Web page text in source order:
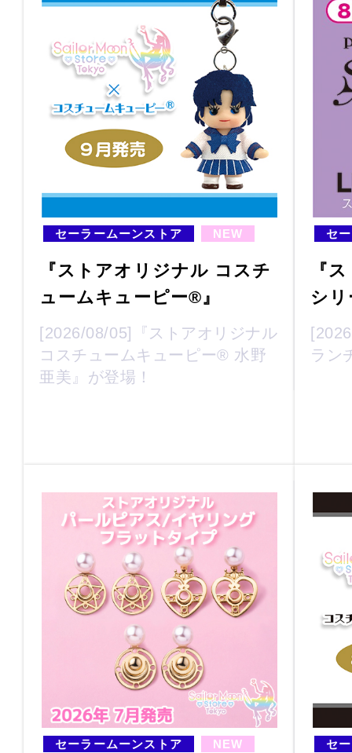
セーラームーンストア NEW
『ストアオリジナル コスチ
ュームキューピー®』
[2026/08/05]『ストアオリジナル
コスチュームキューピー® 水野
亜美』が登場！
セ
『
シ
ラン
セーラームーンストア NEW セ